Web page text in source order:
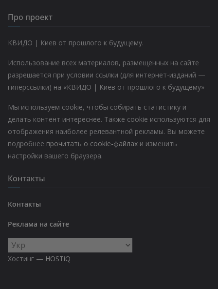
Про проект
КВИДО | Киев от прошлого к будущему.
Использование всех материалов, размещенных на сайте
разрешается при условии ссылки (для интернет-изданий —
гиперссылки) на «КВИДО | Киев от прошлого к будущему»
Мы используем cookie, чтобы собирать статистику и
делать контент интереснее. Также cookie используются для
отображения наиболее релевантной рекламы. Вы можете
подробнее прочитать о cookie-файлах и изменить
настройки вашего браузера.
Контакты
Контакты
Реклама на сайте
Выбрать
язык
Хостинг — HOSTiQ